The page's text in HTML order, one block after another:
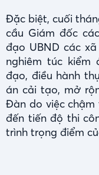
Đặc biệt, cuối
cầu Giám đốc
đạo UBND các
nghiêm túc kiểm
đạo, điều hành
án cải tạo, mở
Đàn do việc
đến tiến độ thi
trình trọng điểm